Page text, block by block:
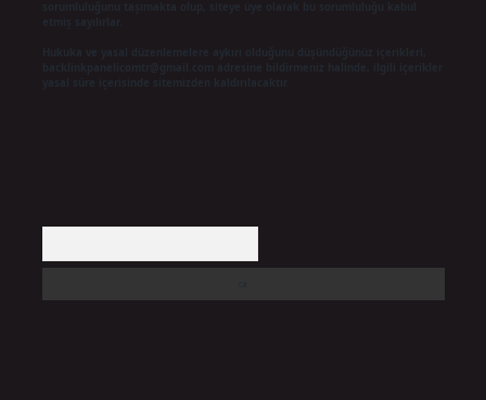
Hukuka ve yasal düzenlemelere aykırı olduğunu düşündüğünüz içerikleri,